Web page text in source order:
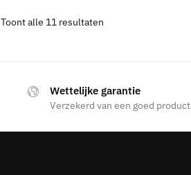
Toont alle 11 resultatenGesorteerd
Wettelijke garantie
Verzekerd van een goed product